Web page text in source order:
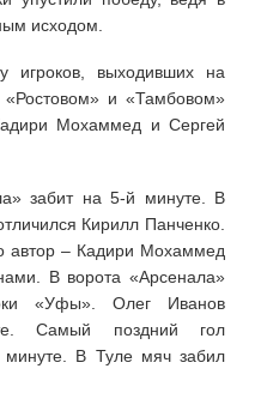
исходом.
игроков, выходивших на
и «Тамбовом»
Мохаммед и Сергей
забит на 5-й минуте. В
Кирилл Панченко.
автор – Кадири Мохаммед
В ворота «Арсенала»
«Уфы». Олег Иванов
Самый поздний гол
минуте. В Туле мяч забил